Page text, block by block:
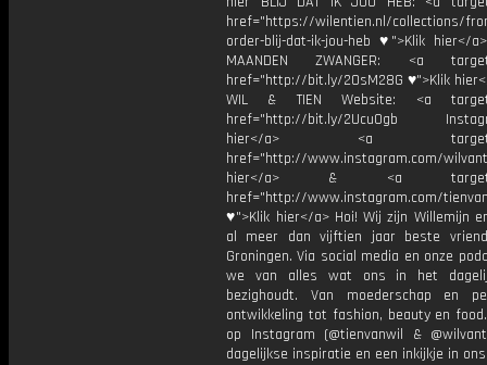
href="https://wilentien.nl/collections/
order-blij-dat-ik-jou-heb ♥">Klik hier</
MAANDEN ZWANGER: <a
href="http://bit.ly/2OsM28G ♥">Klik
WIL & TIEN Website: <a
href="http://bit.ly/2Ucu0gb
hier</a> <a
href="http://www.instagram.com/
hier</a> & <a
href="http://www.instagram.com/
♥">Klik hier</a> Hoi! Wij zijn Willemijn
al meer dan vijftien jaar beste
Groningen. Via social media en onze
we van alles wat ons in het
bezighoudt. Van moederschap en
ontwikkeling tot fashion, beauty en
op Instagram (@tienvanwil &
dagelijkse inspiratie en een inkijkje in